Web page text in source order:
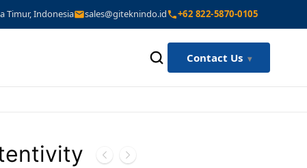
Timur, Indonesia sales@giteknindo.id +62 822-5870-0105
Contact Us